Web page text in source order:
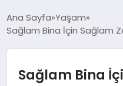
ADANA
YAŞAM
Ana Sayfa Yaşam
Sağlam Bina İçin Sağlam
Sağlam Bina